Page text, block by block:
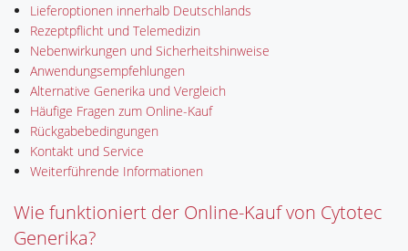
Lieferoptionen innerhalb Deutschlands
Rezeptpflicht und Telemedizin
Nebenwirkungen und Sicherheitshinweise
Anwendungsempfehlungen
Alternative Generika und Vergleich
Häufige Fragen zum Online-Kauf
Rückgabebedingungen
Kontakt und Service
Weiterführende Informationen
Wie funktioniert der Online-Kauf von Cytotec
Generika?